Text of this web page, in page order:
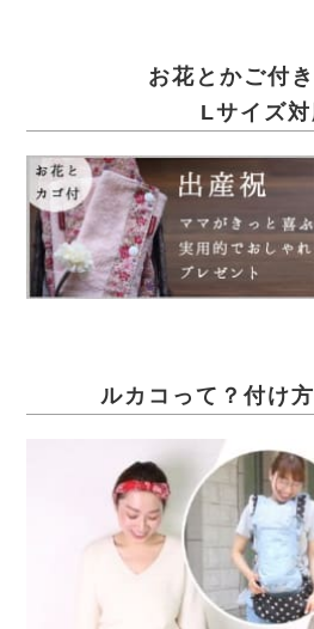
お花とかご付
Lサイズ
ルカコって？付け